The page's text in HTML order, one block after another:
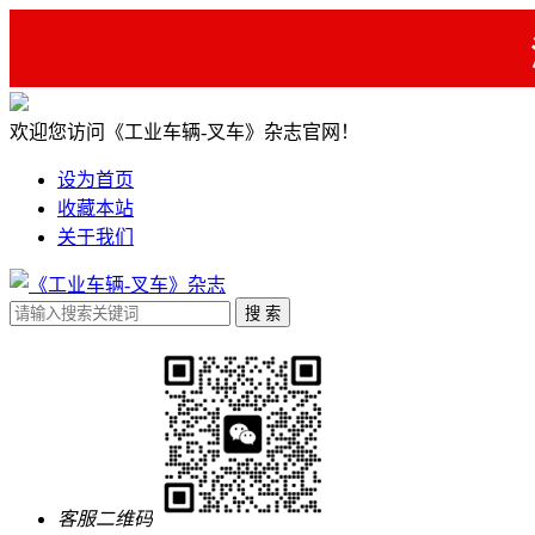
欢迎您访问《工业车辆-叉车》杂志官网！
设为首页
收藏本站
关于我们
客服二维码